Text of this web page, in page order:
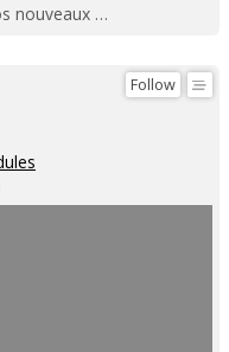
nouveaux …
Follow